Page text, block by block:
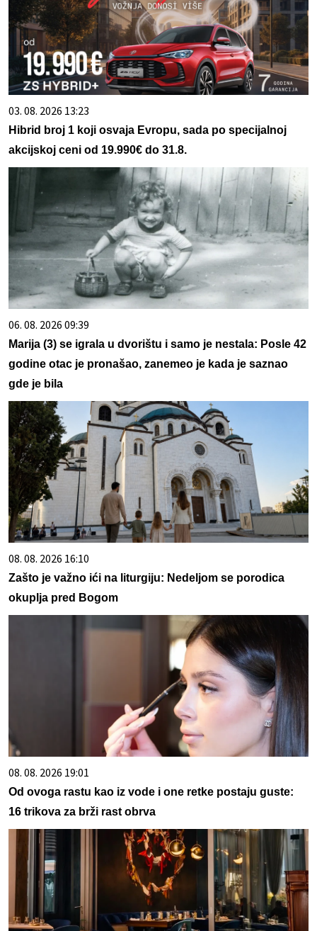
03. 08. 2026 13:23
Hibrid broj 1 koji osvaja Evropu, sada po specijalnoj
akcijskoj ceni od 19.990€ do 31.8.
06. 08. 2026 09:39
Marija (3) se igrala u dvorištu i samo je nestala: Posle 42
godine otac je pronašao, zanemeo je kada je saznao
gde je bila
08. 08. 2026 16:10
Zašto je važno ići na liturgiju: Nedeljom se porodica
okuplja pred Bogom
08. 08. 2026 19:01
Od ovoga rastu kao iz vode i one retke postaju guste:
16 trikova za brži rast obrva